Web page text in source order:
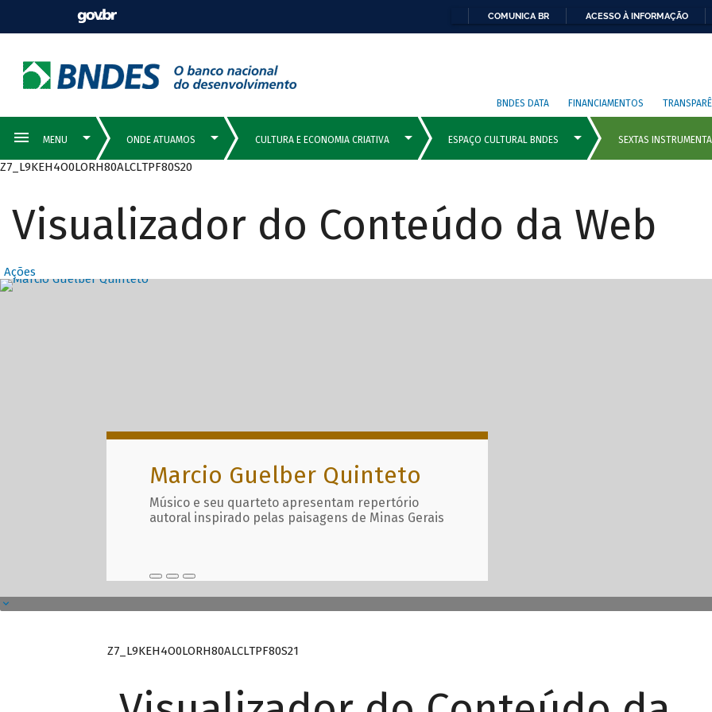
COMUNICA BR ACESSO À INFORMAÇÃO
BNDES DATA FINANCIAMENTOS
Z7_L9KEH4O0LORH80ALCLTPF80S20
Visualizador do Conteúdo da Web
Ações
Destaques Principais com
Marcio Guelber Quinteto
Músico e seu quarteto apresentam repertório
autoral inspirado pelas paisagens de Minas Gerais
Z7_L9KEH4O0LORH80ALCLTPF80S21